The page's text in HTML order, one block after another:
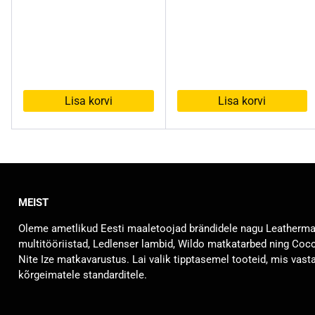
Lisa korvi Lisa korvi
MEIST
Oleme ametlikud Eesti maaletoojad brändidele nagu
multitööriistad, Ledlenser lambid, Wildo matkatarbed ning
Nite Ize matkavarustus. Lai valik tipptasemel tooteid, mis
kõrgeimatele standarditele.